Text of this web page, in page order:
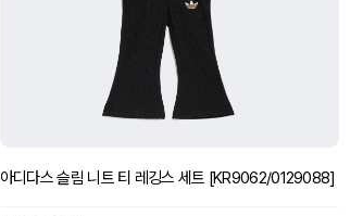
아디다스 슬림 니트 티 레깅스 세트 [KR9062/0129088]